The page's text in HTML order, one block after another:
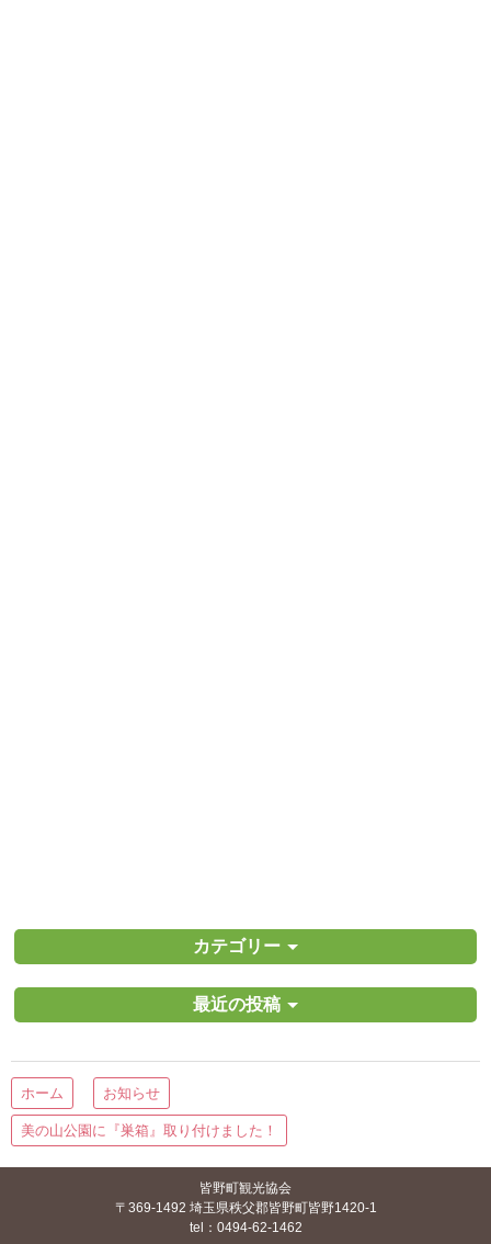
カテゴリー
最近の投稿
ホーム お知らせ
美の山公園に『巣箱』取り付けました！
皆野町観光協会
〒369-1492 埼玉県秩父郡皆野町皆野1420-1
tel：0494-62-1462